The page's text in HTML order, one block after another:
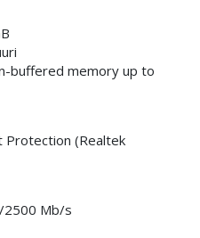
buffered memory up to
Protection (Realtek
2500 Mb/s